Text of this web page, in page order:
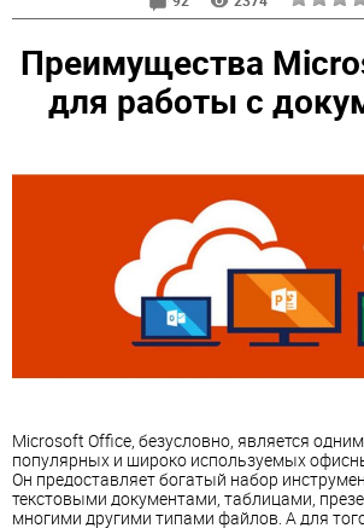
Преимущества
для работы с
Microsoft Office, безусловно, является
популярных и широко используемых
Он предоставляет богатый набор
текстовыми документами, таблицами,
многими другими типами файлов. А для